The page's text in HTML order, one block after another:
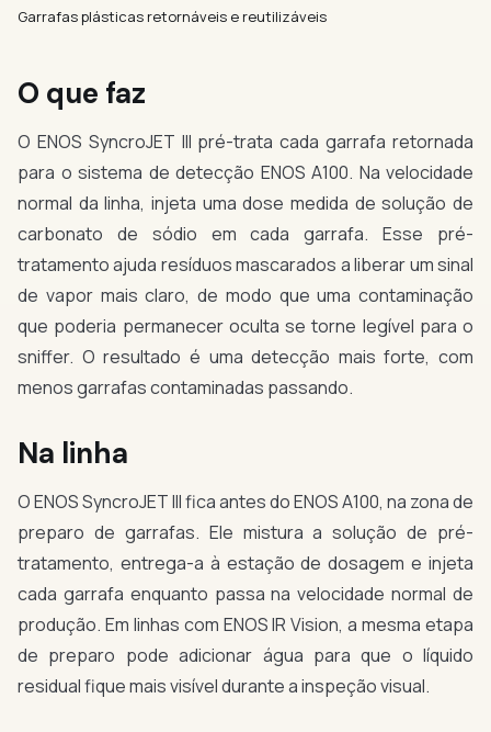
Garrafas plásticas retornáveis e reutilizáveis
O que faz
O ENOS SyncroJET III pré-trata cada garrafa retornada
para o sistema de detecção ENOS A100. Na velocidade
normal da linha, injeta uma dose medida de solução de
carbonato de sódio em cada garrafa. Esse pré-
tratamento ajuda resíduos mascarados a liberar um sinal
de vapor mais claro, de modo que uma contaminação
que poderia permanecer oculta se torne legível para o
sniffer. O resultado é uma detecção mais forte, com
menos garrafas contaminadas passando.
Na linha
O ENOS SyncroJET III fica antes do ENOS A100, na zona de
preparo de garrafas. Ele mistura a solução de pré-
tratamento, entrega-a à estação de dosagem e injeta
cada garrafa enquanto passa na velocidade normal de
produção. Em linhas com ENOS IR Vision, a mesma etapa
de preparo pode adicionar água para que o líquido
residual fique mais visível durante a inspeção visual.